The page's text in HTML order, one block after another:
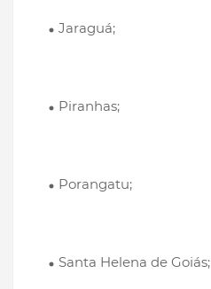
Jaraguá;
Piranhas;
Porangatu;
Santa Helena de Goiás;